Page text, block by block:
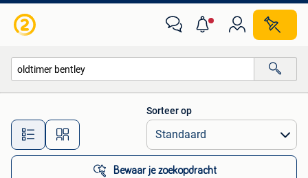
Alle afstanden…
Sorteer op
Bewaar je zoekopdracht